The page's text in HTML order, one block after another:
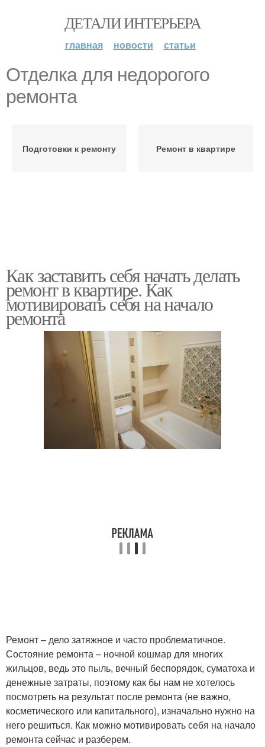
ДЕТАЛИ ИНТЕРЬЕРА
главная новости статьи
Отделка для недорогого
ремонта
Подготовки к ремонту Ремонт в квартире
Как заставить себя начать делать
ремонт в квартире. Как
мотивировать себя на начало
ремонта
Ремонт – дело затяжное и часто проблематичное.
Состояние ремонта – ночной кошмар для многих
жильцов, ведь это пыль, вечный беспорядок, суматоха и
денежные затраты, поэтому как бы нам не хотелось
посмотреть на результат после ремонта (не важно,
косметического или капитального), изначально нужно на
него решиться. Как можно мотивировать себя на начало
ремонта сейчас и разберем.